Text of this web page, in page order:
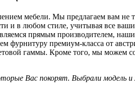
мебели. Мы предлагаем вам не
и в любом стиле, учитывая все
прямым производителем,
фурнитуру премиум-класса от
гаммы. Кроме того, мы можем
Вас покорят. Выбрали модель